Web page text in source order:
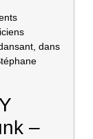
dans
–